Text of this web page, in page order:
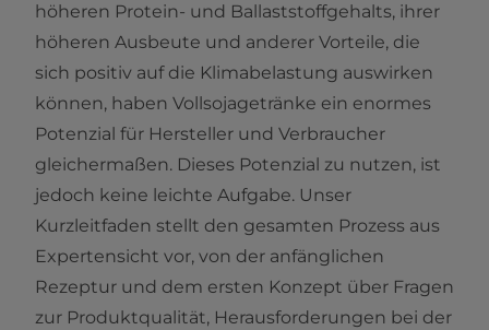
höheren Protein- und Ballaststoffgehalts, ihrer
höheren Ausbeute und anderer Vorteile, die
sich positiv auf die Klimabelastung auswirken
können, haben Vollsojagetränke ein enormes
Potenzial für Hersteller und Verbraucher
gleichermaßen. Dieses Potenzial zu nutzen, ist
jedoch keine leichte Aufgabe. Unser
Kurzleitfaden stellt den gesamten Prozess aus
Expertensicht vor, von der anfänglichen
Rezeptur und dem ersten Konzept über Fragen
zur Produktqualität, Herausforderungen bei der